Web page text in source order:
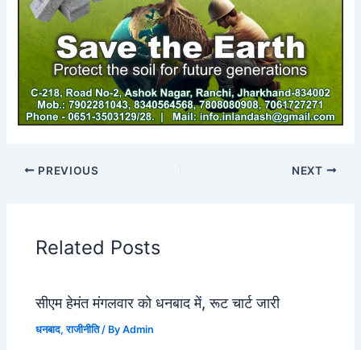
PREVIOUS NEXT
Related Posts
सीएम हेमंत मंगलवार को धनबाद में, रूट चार्ट जारी
धनबाद,राजीनीति/ ByAdmin